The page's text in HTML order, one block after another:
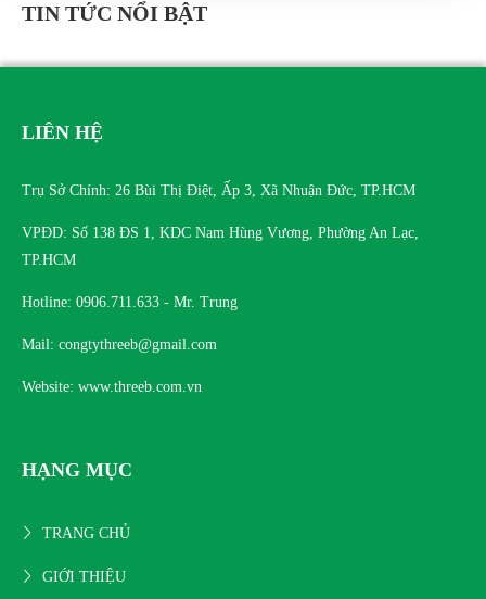
TIN TỨC NỔI BẬT
LIÊN HỆ
Trụ Sở Chính: 26 Bùi Thị Điệt, Ấp 3, Xã Nhuận Đức, TP.HCM
VPĐD: Số 138 ĐS 1, KDC Nam Hùng Vương, Phường An Lạc,
TP.HCM
Hotline: 0906.711.633 - Mr. Trung
Mail: congtythreeb@gmail.com
Website: www.threeb.com.vn
HẠNG MỤC
TRANG CHỦ
GIỚI THIỆU